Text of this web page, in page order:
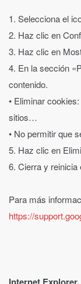
1. Selecciona el
2. Haz clic en
3. Haz clic en
4. En la sección
contenido.
• Eliminar
sitios…
• No permitir que
5. Haz clic en
6. Cierra y reinicia
Para más
https://